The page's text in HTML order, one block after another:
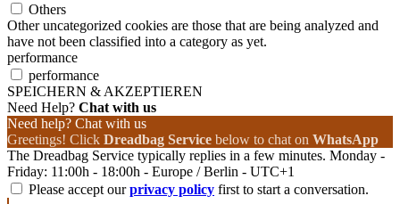
Others
Other uncategorized cookies are those that are being analyzed and
have not been classified into a category as yet.
performance
performance
SPEICHERN & AKZEPTIEREN
Need Help? Chat with us
Need help? Chat with us
Greetings! Click Dreadbag Service below to chat on WhatsApp
The Dreadbag Service typically replies in a few minutes. Monday -
Friday: 11:00h - 18:00h - Europe / Berlin - UTC+1
Please accept ourprivacy policy first to start a conversation.